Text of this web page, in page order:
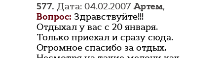
577. Дата: 04.02.2007Артем,
Вопрос: Здравствуйте!!!
Отдыхал у вас с 20 января.
Только приехал и сразу сюда.
Огромное спасибо за отдых.